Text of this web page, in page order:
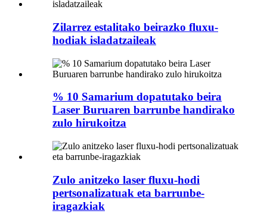
Zilarrez estalitako beirazko fluxu-
hodiak isladatzaileak
% 10 Samarium dopatutako beira
Laser Buruaren barrunbe handirako
zulo hirukoitza
Zulo anitzeko laser fluxu-hodi
pertsonalizatuak eta barrunbe-
iragazkiak